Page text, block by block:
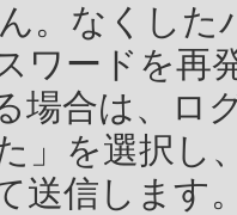
。なくし
ワードを再
場合は、ロ
」を選択し
送信します